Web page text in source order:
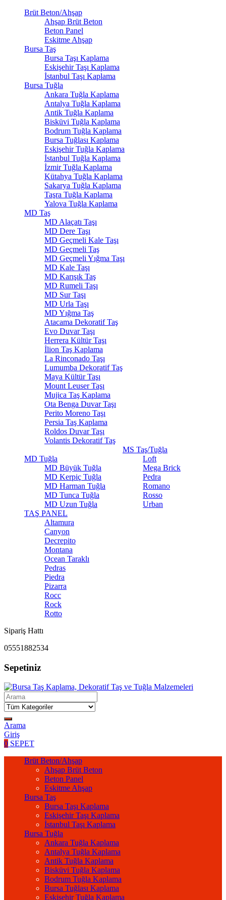
Brüt Beton/Ahşap
Ahşap Brüt Beton
Beton Panel
Eskitme Ahşap
Bursa Taş
Bursa Taşı Kaplama
Eskişehir Taşı Kaplama
İstanbul Taşı Kaplama
Bursa Tuğla
Ankara Tuğla Kaplama
Antalya Tuğla Kaplama
Antik Tuğla Kaplama
Bisküvi Tuğla Kaplama
Bodrum Tuğla Kaplama
Bursa Tuğlası Kaplama
Eskişehir Tuğla Kaplama
İstanbul Tuğla Kaplama
İzmir Tuğla Kaplama
Kütahya Tuğla Kaplama
Sakarya Tuğla Kaplama
Taşra Tuğla Kaplama
Yalova Tuğla Kaplama
MD Taş
MD Alaçatı Taşı
MD Dere Taşı
MD Geçmeli Kale Taşı
MD Geçmeli Taş
MD Geçmeli Yığma Taşı
MD Kale Taşı
MD Karışık Taş
MD Rumeli Taşı
MD Sur Taşı
MD Urla Taşı
MD Yığma Taş
Atacama Dekoratif Taş
Evo Duvar Taşı
Herrera Kültür Taşı
İlion Taş Kaplama
La Rinconado Taşı
Lumumba Dekoratif Taş
Maya Kültür Taşı
Mount Leuser Taşı
Mujica Taş Kaplama
Ota Benga Duvar Taşı
Perito Moreno Taşı
Persia Taş Kaplama
Roldos Duvar Taşı
Volantis Dekoratif Taş
MD Tuğla
MD Büyük Tuğla
MD Kerpiç Tuğla
MD Harman Tuğla
MD Tunca Tuğla
MD Uzun Tuğla
MS Taş/Tuğla
Loft
Mega Brick
Pedra
Romano
Rosso
Urban
TAŞ PANEL
Altamura
Canyon
Decrepito
Montana
Ocean Taraklı
Pedras
Piedra
Pizarra
Rocc
Rock
Rotto
Sipariş Hattı
05551882534
Sepetiniz
Arama
Giriş
0 SEPET
Brüt Beton/Ahşap
Ahşap Brüt Beton
Beton Panel
Eskitme Ahşap
Bursa Taş
Bursa Taşı Kaplama
Eskişehir Taşı Kaplama
İstanbul Taşı Kaplama
Bursa Tuğla
Ankara Tuğla Kaplama
Antalya Tuğla Kaplama
Antik Tuğla Kaplama
Bisküvi Tuğla Kaplama
Bodrum Tuğla Kaplama
Bursa Tuğlası Kaplama
Eskişehir Tuğla Kaplama